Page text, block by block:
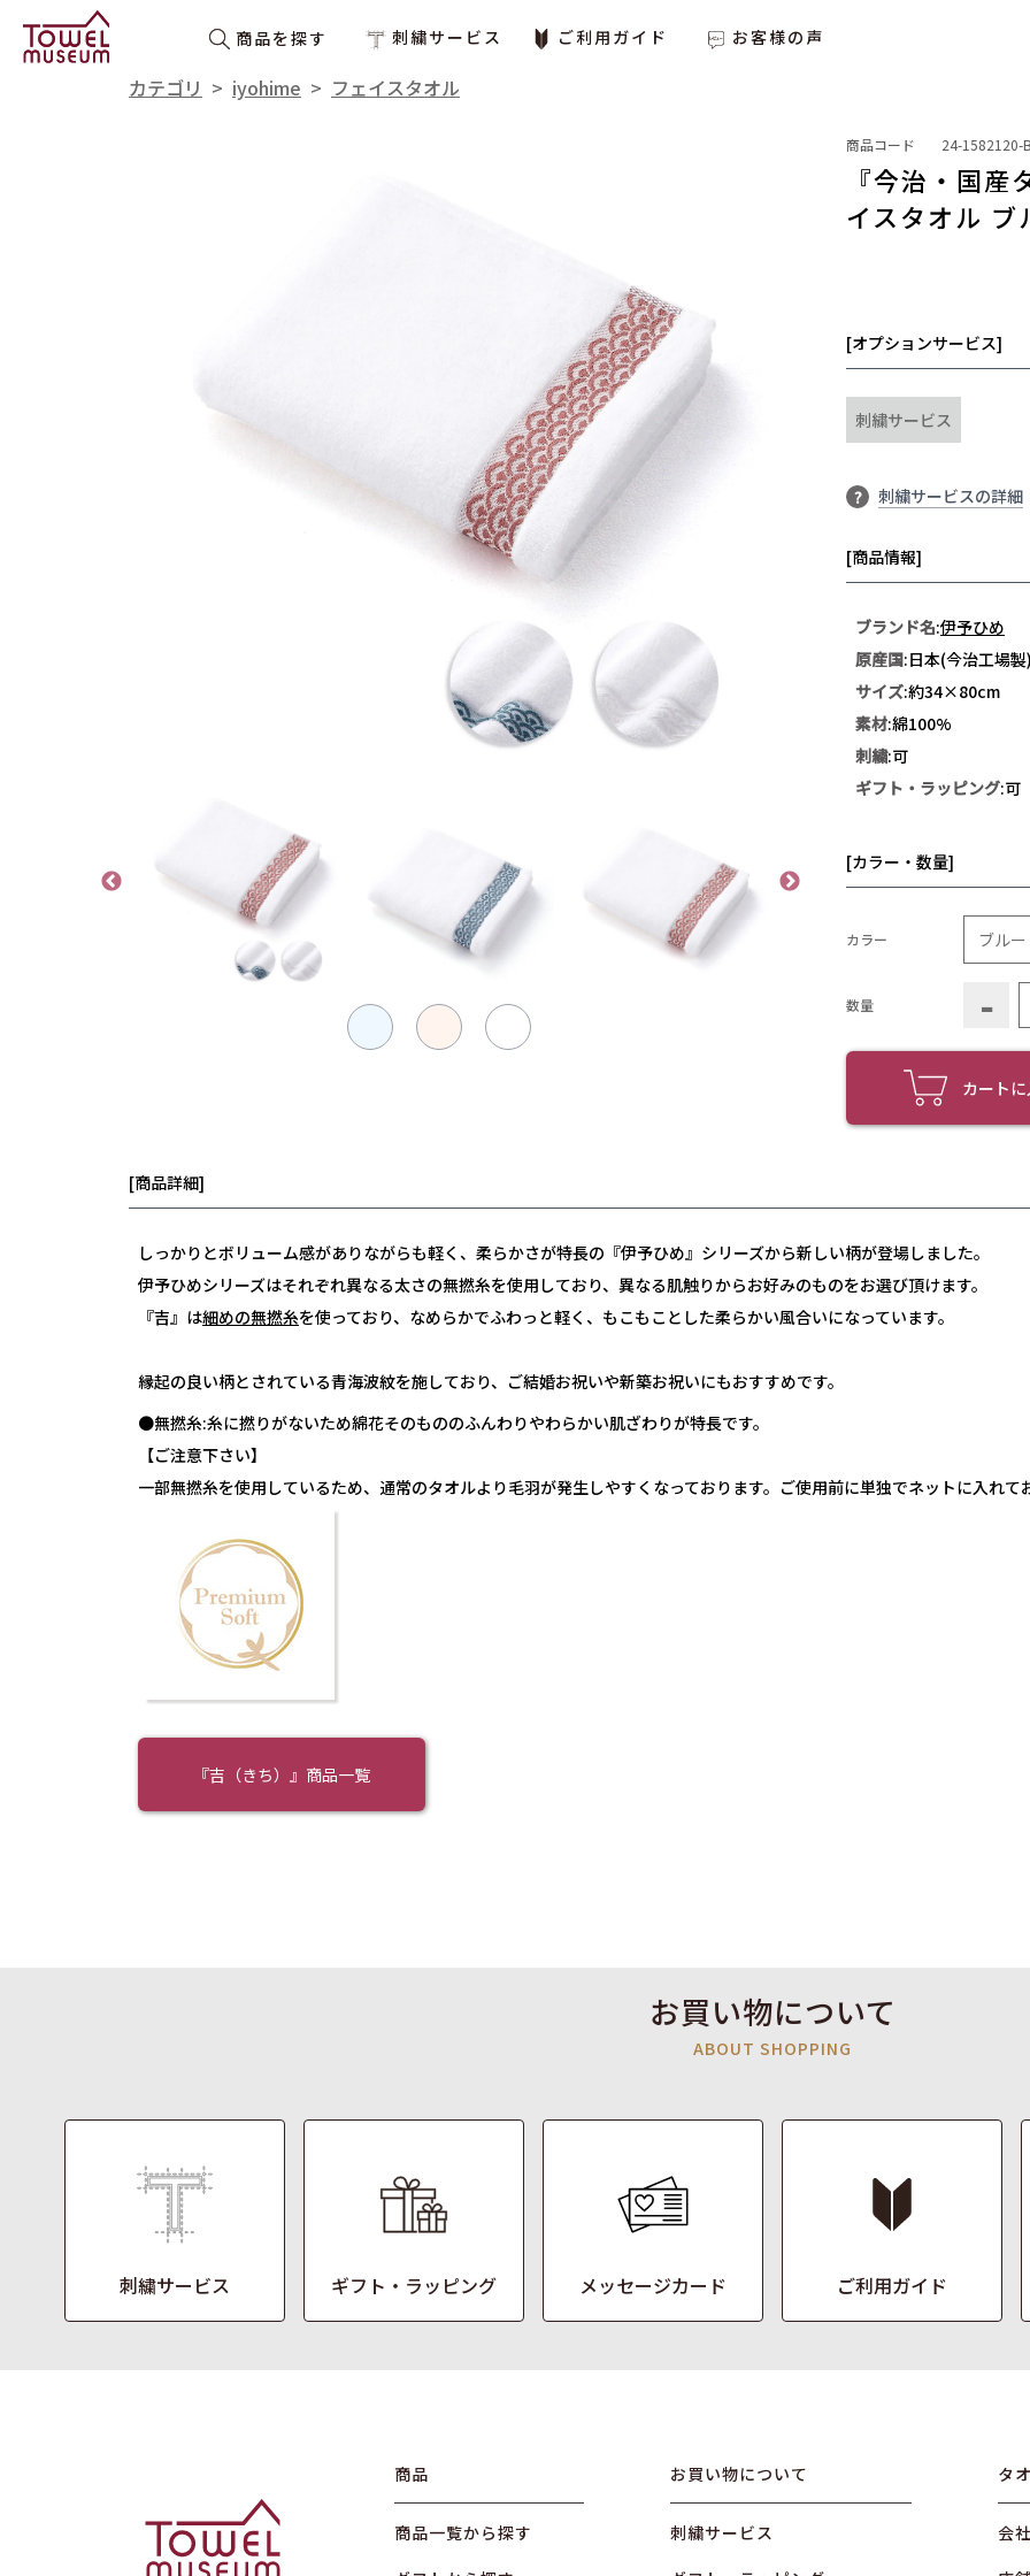
商品を探す 刺繍サービス ご利用ガイド お客様の声
カテゴリ > iyohime > フェイスタオル
商品コード 24-1582120-
『今治・国
イスタオル ブ
[オプションサービス]
刺繍サービス
? 刺繍サービスの詳細
[商品情報]
ブランド名:伊予ひめ
原産国:日本(今治工場
サイズ:約34×80cm
素材:綿100%
刺繍:可
ギフト・ラッピング:可
[カラー・数量]
カラー
数量 -
カート
[商品詳細]
しっかりとボリューム感がありながらも軽く、柔らかさが特長の『伊予ひめ』シリーズから新しい柄が登場しました。
伊予ひめシリーズはそれぞれ異なる太さの無撚糸を使用しており、異なる肌触りからお好みのものをお選び頂けます。
『吉』は細めの無撚糸を使っており、なめらかでふわっと軽く、もこもことした柔らかい風合いになっています。
縁起の良い柄とされている青海波紋を施しており、ご結婚お祝いや新築お祝いにもおすすめです。
●無撚糸:糸に撚りがないため綿花そのもののふんわりやわらかい肌ざわりが特長です。
【ご注意下さい】
一部無撚糸を使用しているため、通常のタオルより毛羽が発生しやすくなっております。ご使用前に単独でネットに入れて
『吉（きち）』 商品一覧
お買い物について
ABOUT SHOPPING
刺繍サービス ギフト・ラッピング メッセージカード ご利用ガイド
商品
商品一覧から探す
お買い物について
刺繍サービス
タ
会